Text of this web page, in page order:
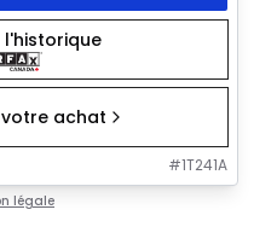
l'historique
achat
#1T241A
légale